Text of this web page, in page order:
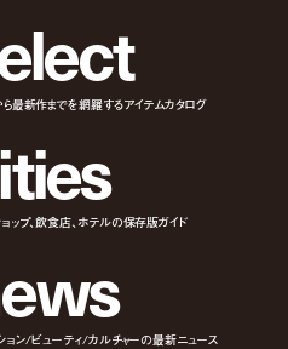
lect
最新作までを網羅するアイテムカタログ
ties
ップ、飲食店、ホテルの保存版ガイド
ews
ョン/ビューティ/カルチャーの最新ニュース